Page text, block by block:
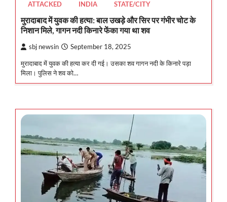
ATTACKED INDIA STATE/CITY
मुरादाबाद में युवक की हत्या: बाल उखड़े और सिर पर गंभीर चोट के
निशान मिले, गागन नदी किनारे फेंका गया था शव
sbj newsin September 18, 2025
मुरादाबाद में युवक की हत्या कर दी गई। उसका शव गागन नदी के किनारे पड़ा
मिला। पुलिस ने शव को…